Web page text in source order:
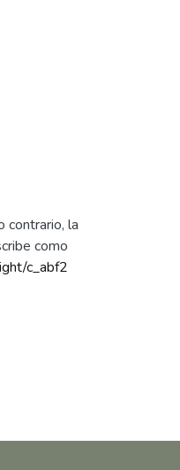
contrario, la
como
c_abf2